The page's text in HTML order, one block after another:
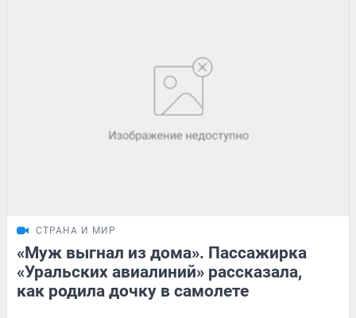
СТРАНА И МИР
«Муж выгнал из дома». Пассажирка
«Уральских авиалиний» рассказала,
как родила дочку в самолете